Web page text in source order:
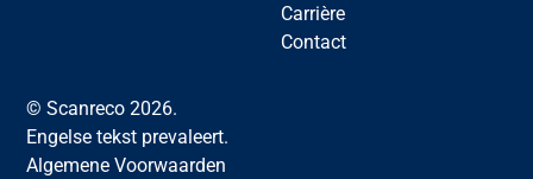
Carrière
Contact
© Scanreco 2026.
Engelse tekst prevaleert.
Algemene Voorwaarden